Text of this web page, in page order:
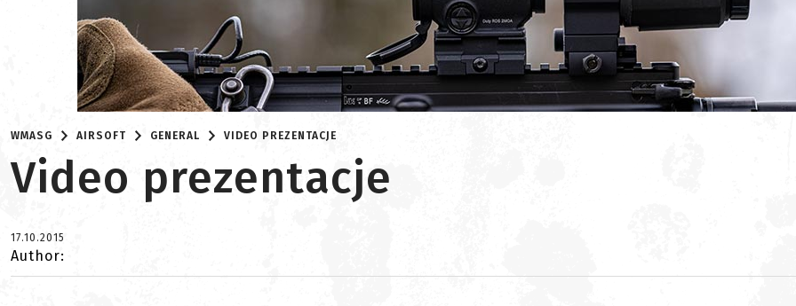
WMASG AIRSOFT GENERAL VIDEO PREZENTACJE
Video prezentacje
17.10.2015
Author: